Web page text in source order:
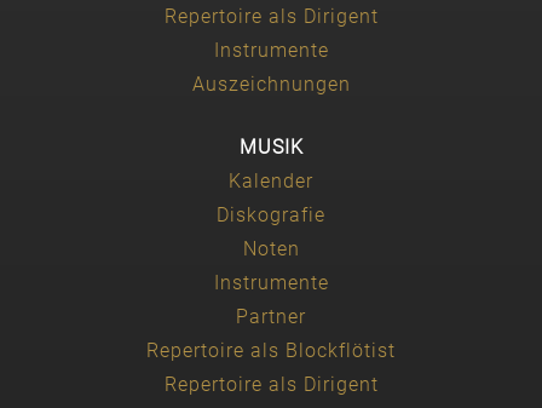
Repertoire als Dirigent
Instrumente
Auszeichnungen
MUSIK
Kalender
Diskografie
Noten
Instrumente
Partner
Repertoire als Blockflötist
Repertoire als Dirigent